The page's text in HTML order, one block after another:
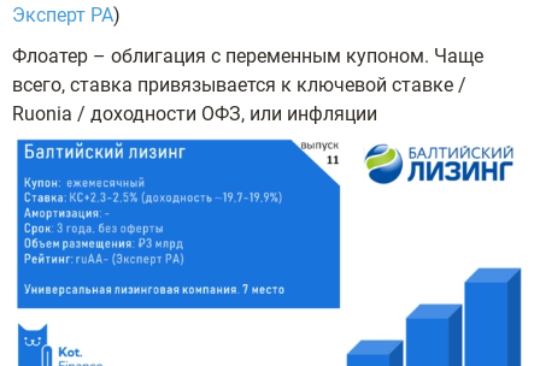
Эксперт РА)
Флоатер – облигация с переменным купоном. Чаще
всего, ставка привязывается к ключевой ставке /
Ruonia / доходности ОФЗ, или инфляции